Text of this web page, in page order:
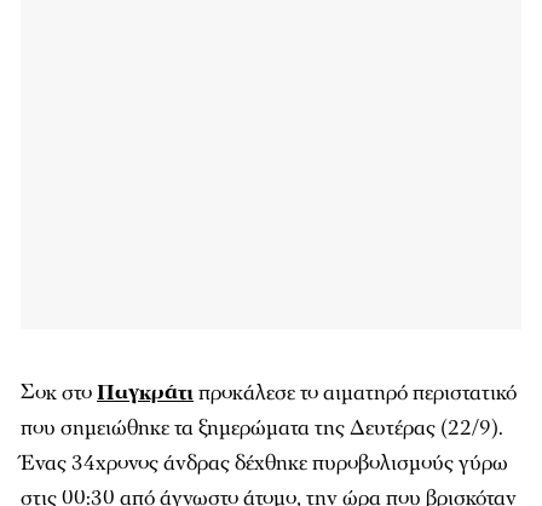
Σοκ στοΠαγκράτιπροκάλεσε το αιματηρό περιστατικό
που σημειώθηκε τα ξημερώματα της Δευτέρας (22/9).
Ένας 34χρονος άνδρας δέχθηκε πυροβολισμούς γύρω
στις 00:30 από άγνωστο άτομο, την ώρα που βρισκόταν